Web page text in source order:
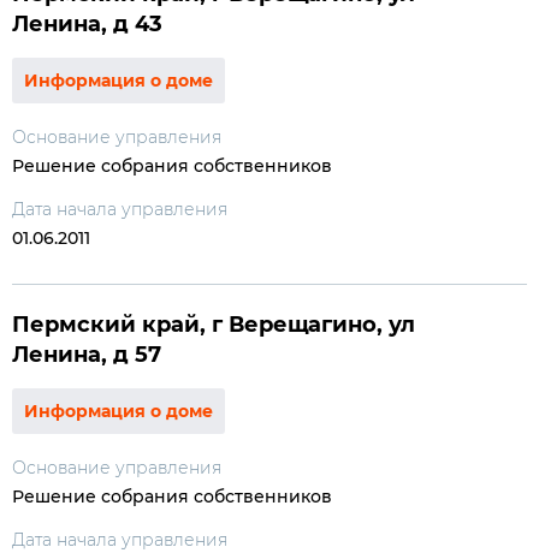
Ленина, д 43
Информация о доме
Основание управления
Решение собрания собственников
Дата начала управления
01.06.2011
Пермский край, г Верещагино, ул
Ленина, д 57
Информация о доме
Основание управления
Решение собрания собственников
Дата начала управления